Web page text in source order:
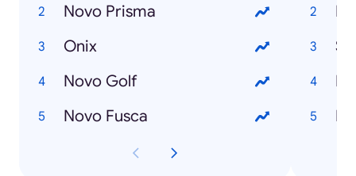
Novo Prisma
Onix
Novo Golf
Novo Fusca